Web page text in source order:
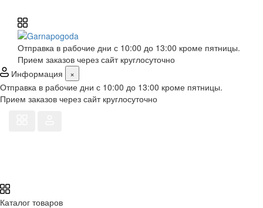
Отправка в рабочие дни с 10:00 до 13:00 кроме пятницы.
Прием заказов через сайт круглосуточно
Информация
×
Отправка в рабочие дни с 10:00 до 13:00 кроме пятницы.
Прием заказов через сайт круглосуточно
Каталог товаров